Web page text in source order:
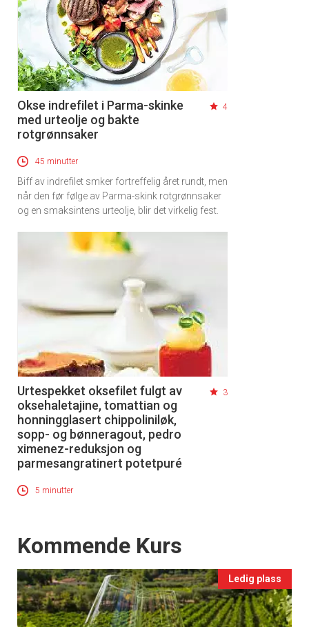
Okse indrefilet i Parma-skinke
med urteolje og bakte
rotgrønnsaker
4
45 minutter
Biff av indrefilet smker fortreffelig året rundt, men
når den før følge av Parma-skink rotgrønnsaker
og en smaksintens urteolje, blir det virkelig fest.
Urtespekket oksefilet fulgt av
oksehaletajine, tomattian og
honningglasert chippoliniløk,
sopp- og bønneragout, pedro
ximenez-reduksjon og
parmesangratinert potetpuré
3
5 minutter
Events
Kommende Kurs
Ledig plass